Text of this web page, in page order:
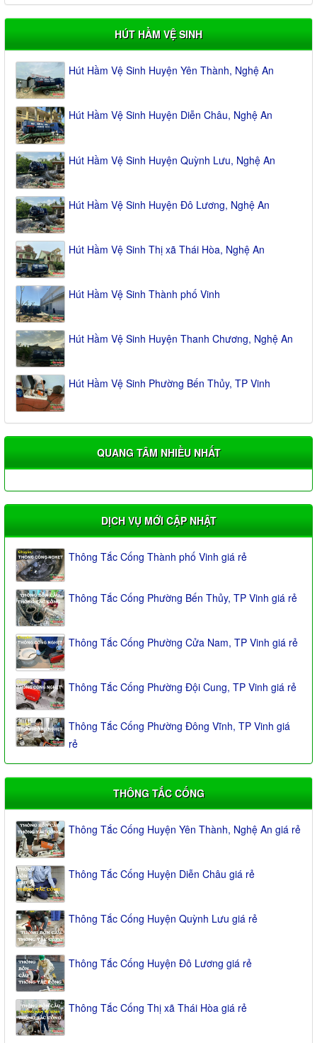
HÚT HẦM VỆ SINH
Hút Hầm Vệ Sinh Huyện Yên Thành, Nghệ An
Hút Hầm Vệ Sinh Huyện Diễn Châu, Nghệ An
Hút Hầm Vệ Sinh Huyện Quỳnh Lưu, Nghệ An
Hút Hầm Vệ Sinh Huyện Đô Lương, Nghệ An
Hút Hầm Vệ Sinh Thị xã Thái Hòa, Nghệ An
Hút Hầm Vệ Sinh Thành phố Vinh
Hút Hầm Vệ Sinh Huyện Thanh Chương, Nghệ An
Hút Hầm Vệ Sinh Phường Bến Thủy, TP Vinh
QUANG TÂM NHIỀU NHẤT
DỊCH VỤ MỚI CẬP NHẬT
Thông Tắc Cống Thành phố Vinh giá rẻ
Thông Tắc Cống Phường Bến Thủy, TP Vinh giá rẻ
Thông Tắc Cống Phường Cửa Nam, TP Vinh giá rẻ
Thông Tắc Cống Phường Đội Cung, TP Vinh giá rẻ
Thông Tắc Cống Phường Đông Vĩnh, TP Vinh giá
rẻ
THÔNG TẮC CỐNG
Thông Tắc Cống Huyện Yên Thành, Nghệ An giá rẻ
Thông Tắc Cống Huyện Diễn Châu giá rẻ
Thông Tắc Cống Huyện Quỳnh Lưu giá rẻ
Thông Tắc Cống Huyện Đô Lương giá rẻ
Thông Tắc Cống Thị xã Thái Hòa giá rẻ